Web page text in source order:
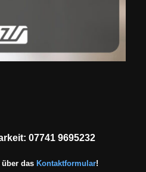
07741 9695232
das Kontaktformular!